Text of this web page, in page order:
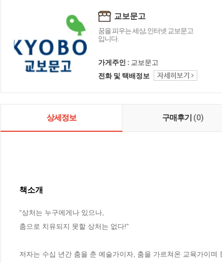
교보문고
꿈을 피우는 세상, 인터넷 교보문고
입니다.
가게주인 : 교보문고
전화 및 택배정보
상세정보 구매후기 (0)
책소개
“상처는 누구에게나 있으나,
춤으로 치유되지 못할 상처는 없다!”
저자는 수십 년간 춤을 춘 예술가이자, 춤을 가르쳐온 교육가이